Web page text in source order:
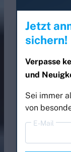
Jetzt
sichern!
Verpasse
und
Sei immer
von
E-Mail